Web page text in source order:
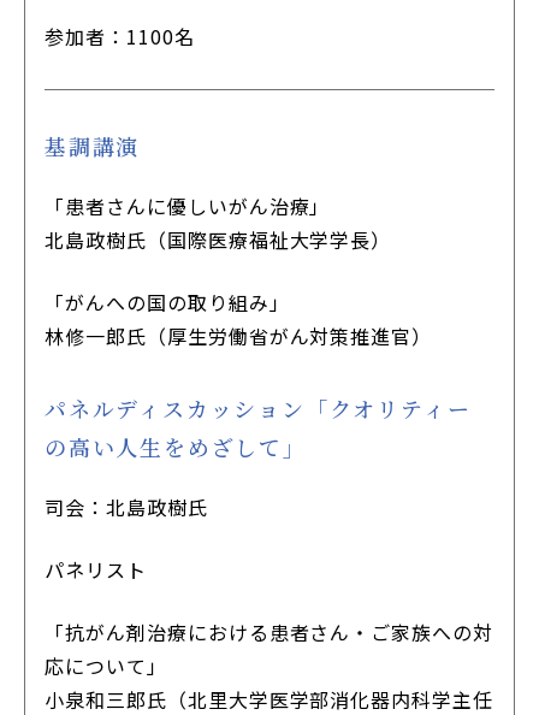
参加者：1100名
基調講演
「患者さんに優しいがん治療」
北島政樹氏（国際医療福祉大学学長）
「がんへの国の取り組み」
林修一郎氏（厚生労働省がん対策推進官）
パネルディスカッション「クオリティー
の高い人生をめざして」
司会：北島政樹氏
パネリスト
「抗がん剤治療における患者さん・ご家族への対
応について」
小泉和三郎氏（北里大学医学部消化器内科学主任